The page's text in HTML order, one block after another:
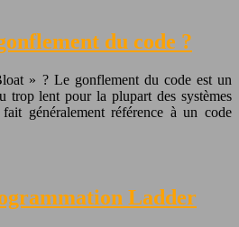
du code ?
» ? Le gonflement du code est un
trop lent pour la plupart des systèmes
généralement référence à un code
Ladder